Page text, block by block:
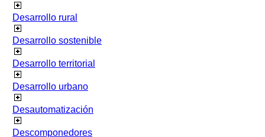
Desarrollo rural
Desarrollo sostenible
Desarrollo territorial
Desarrollo urbano
Desautomatización
Descomponedores